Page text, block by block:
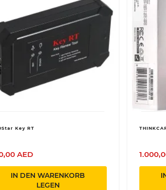
Key RT
AED
IN DEN WARENKORB
LEGEN